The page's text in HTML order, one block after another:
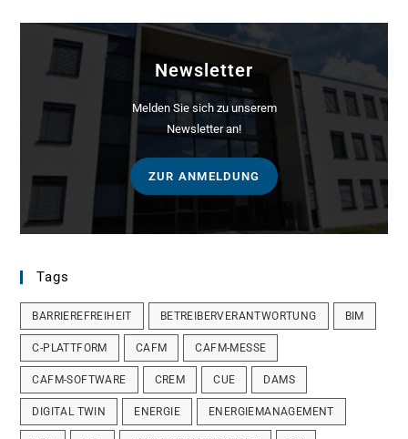
Newsletter
Melden Sie sich zu unserem
Newsletter an!
ZUR ANMELDUNG
Tags
BARRIEREFREIHEIT BETREIBERVERANTWORTUNG BIM
C-PLATTFORM CAFM CAFM-MESSE
CAFM-SOFTWARE CREM CUE DAMS
DIGITAL TWIN ENERGIE ENERGIEMANAGEMENT